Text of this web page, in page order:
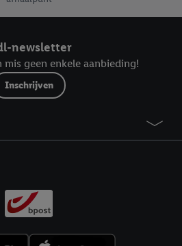
newsletter
geen enkele aanbieding!
Inschrijven